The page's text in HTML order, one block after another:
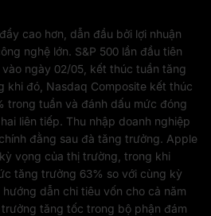
cao hơn, dẫn đầu bởi lợi nhuận
nghệ lớn. S&P 500 lần đầu tiên
ngày 02/05, kết thúc tuần tăng
khi đó, Nasdaq Composite kết thúc
trong tuần và đánh dấu mức đóng
liên tiếp. Thu nhập doanh nghiệp
đằng sau đà tăng trưởng. Apple
vọng của thị trường, trong khi
tăng trưởng 63% so với cùng kỳ
dẫn chi tiêu vốn cho cả năm
tăng tốc trong bộ phận đám